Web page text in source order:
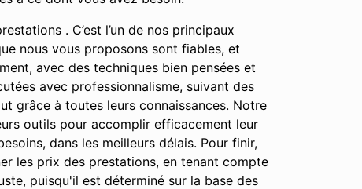
. C’est l’un de nos principaux
nous vous proposons sont fiables, et
avec des techniques bien pensées et
avec professionnalisme, suivant des
grâce à toutes leurs connaissances. Notre
outils pour accomplir efficacement leur
dans les meilleurs délais. Pour finir,
les prix des prestations, en tenant compte
puisqu'il est déterminé sur la base des